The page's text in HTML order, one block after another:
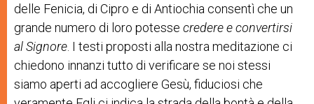
delle Fenicia, di Cipro e di Antiochia consentì che un
grande numero di loro potesse credere e convertirsi
al Signore . I testi proposti alla nostra meditazione ci
chiedono innanzi tutto di verificare se noi stessi
siamo aperti ad accogliere Gesù, fiduciosi che